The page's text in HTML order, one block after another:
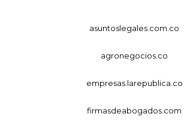
asuntoslegales.com.co
agronegocios.co
empresas.larepublica.co
firmasdeabogados.com